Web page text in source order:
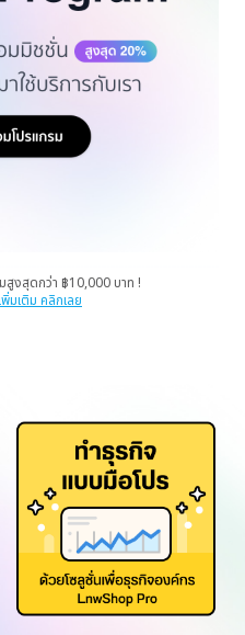
สูงสุดกว่า ฿10,000 บาท !
มเติม คลิกเลย